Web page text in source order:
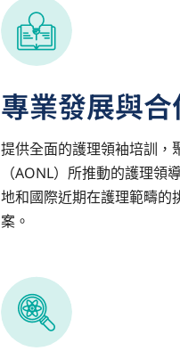
專業發展與合
提供全面的護理領袖培訓，
（AONL）所推動的護理領
地和國際近期在護理範疇的
案。